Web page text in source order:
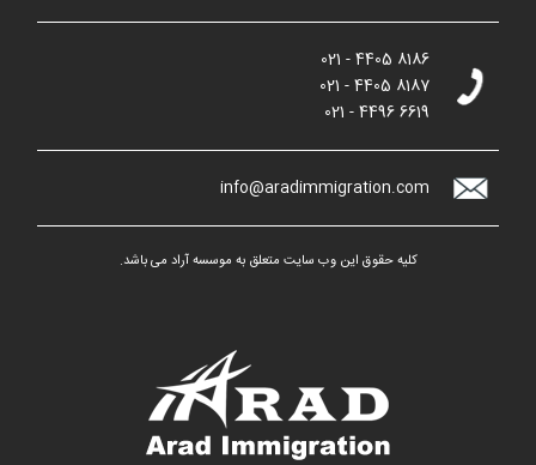
021 - 4405 8186
021 - 4405 8187
021 - 4496 6619
info@aradimmigration.com
کلیه حقوق این وب سایت متعلق به موسسه آراد می باشد.